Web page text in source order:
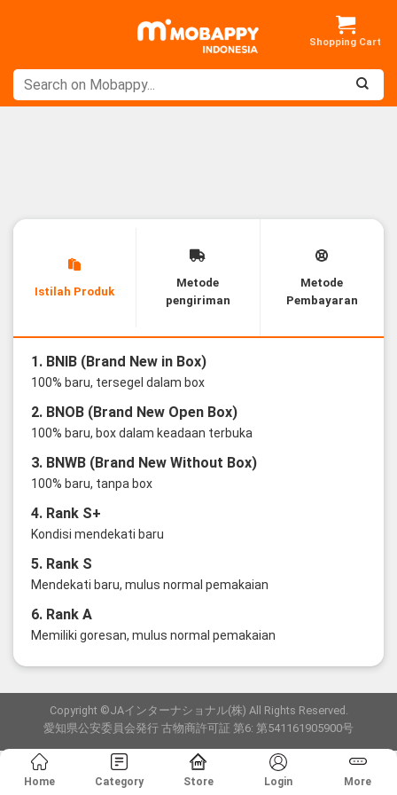
Istilah Produk
Metode
pengiriman
Metode
Pembayaran
1. BNIB (Brand New in Box)
100% baru, tersegel dalam box
2. BNOB (Brand New Open Box)
100% baru, box dalam keadaan terbuka
3. BNWB (Brand New Without Box)
100% baru, tanpa box
4. Rank S+
Kondisi mendekati baru
5. Rank S
Mendekati baru, mulus normal pemakaian
6. Rank A
Memiliki goresan, mulus normal pemakaian
Copyright ©JAインターナショナル(株) All Rights Reserved.
愛知県公安委員会発行 古物商許可証 第6: 第541161905900号
Home Category Store Login More